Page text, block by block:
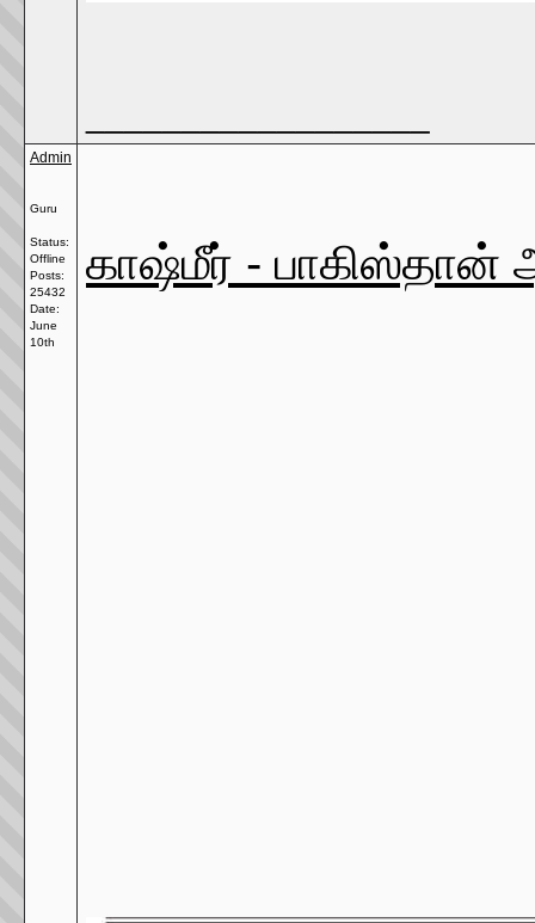
Admin
Guru
Status:
Offline
Posts:
25432
Date:
June
10th
காஷ்மீர் - பாகிஸ்தான்